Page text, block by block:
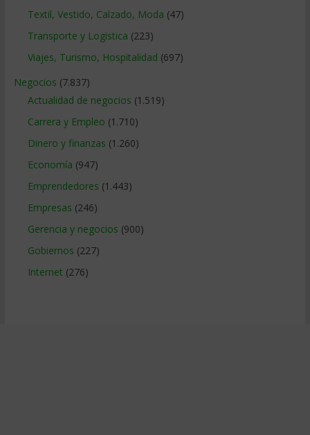
Textil, Vestido, Calzado, Moda (47)
Transporte y Logistica (223)
Viajes, Turismo, Hospitalidad (697)
Negocios (7.837)
Actualidad de negocios (1.519)
Carrera y Empleo (1.710)
Dinero y finanzas (1.260)
Economía (947)
Emprendedores (1.443)
Empresas (246)
Gerencia y negocios (900)
Gobiernos (227)
Internet (276)